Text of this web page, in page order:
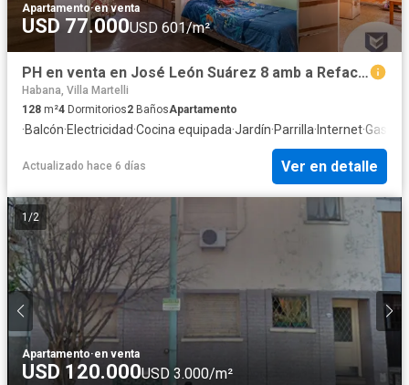
Apartamento·en venta
USD 77.000USD 601/m²
PH en venta en José León Suárez 8 amb a Refaccionar, 2 plantas 4 dorm multifamiliar Villa Ballester
Habana, Villa Martelli
128 m²4 Dormitorios2 BañosApartamento
·Balcón·Electricidad·Cocina equipada·Jardín·Parrilla·Internet·Gas
Actualizado hace 6 días Ver en detalle
1 /2
Apartamento·en venta
USD 120.000USD 3.000/m²